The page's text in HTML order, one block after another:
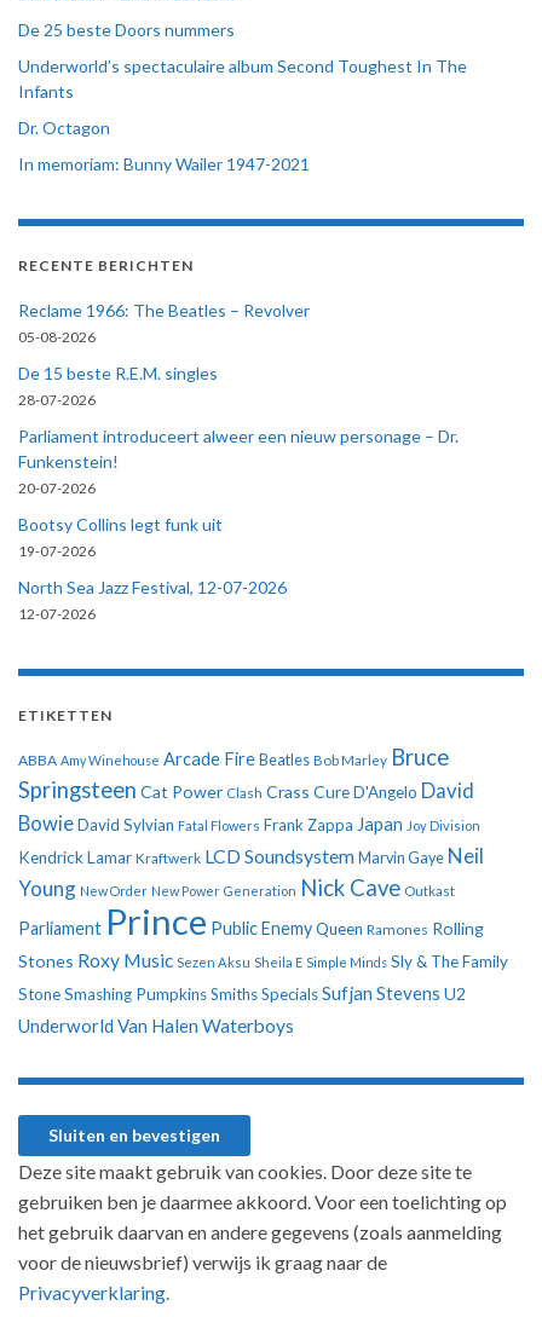
De 25 beste Doors nummers
Underworld’s spectaculaire album Second Toughest In The
Infants
Dr. Octagon
In memoriam: Bunny Wailer 1947-2021
RECENTE BERICHTEN
Reclame 1966: The Beatles – Revolver
05-08-2026
De 15 beste R.E.M. singles
28-07-2026
Parliament introduceert alweer een nieuw personage – Dr.
Funkenstein!
20-07-2026
Bootsy Collins legt funk uit
19-07-2026
North Sea Jazz Festival, 12-07-2026
12-07-2026
ETIKETTEN
ABBA Amy Winehouse Arcade Fire Beatles Bob Marley Bruce
Springsteen Cat Power Clash Crass CureD'Angelo David
BowieDavid Sylvian Fatal Flowers Frank Zappa Japan Joy Division
Kendrick Lamar Kraftwerk LCD Soundsystem Marvin Gaye Neil
Young New Order New Power Generation Nick Cave Outkast
Parliament Prince Public EnemyQueen Ramones Rolling
Stones Roxy Music Sezen Aksu Sheila E Simple Minds Sly & The Family
StoneSmashing PumpkinsSmithsSpecialsSufjan Stevens U2
Underworld Van Halen Waterboys
Deze site maakt gebruik van cookies. Door deze site te
gebruiken ben je daarmee akkoord. Voor een toelichting op
het gebruik daarvan en andere gegevens (zoals aanmelding
voor de nieuwsbrief) verwijs ik graag naar de
Privacyverklaring.